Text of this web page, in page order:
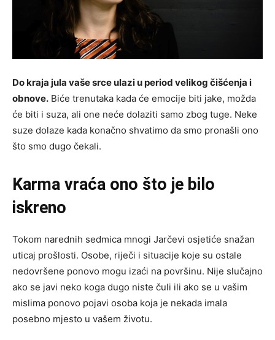
Do kraja jula vaše srce ulazi u period velikog čišćenja i
obnove. Biće trenutaka kada će emocije biti jake, možda
će biti i suza, ali one neće dolaziti samo zbog tuge. Neke
suze dolaze kada konačno shvatimo da smo pronašli ono
što smo dugo čekali.
Karma vraća ono što je bilo
iskreno
Tokom narednih sedmica mnogi Jarčevi osjetiće snažan
uticaj prošlosti. Osobe, riječi i situacije koje su ostale
nedovršene ponovo mogu izaći na površinu. Nije slučajno
ako se javi neko koga dugo niste čuli ili ako se u vašim
mislima ponovo pojavi osoba koja je nekada imala
posebno mjesto u vašem životu.